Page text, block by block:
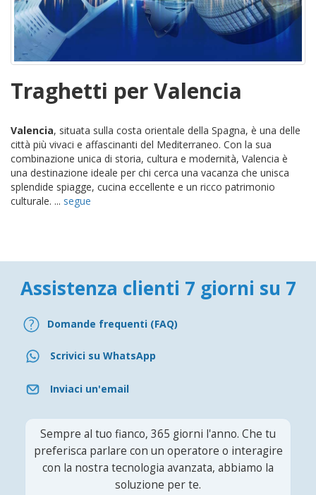
Traghetti per Valencia
Valencia, situata sulla costa orientale della Spagna, è una delle
città più vivaci e affascinanti del Mediterraneo. Con la sua
combinazione unica di storia, cultura e modernità, Valencia è
una destinazione ideale per chi cerca una vacanza che unisca
splendide spiagge, cucina eccellente e un ricco patrimonio
culturale. ... segue
Assistenza clienti 7 giorni su 7
Domande frequenti (FAQ)
Scrivici su WhatsApp
Inviaci un'email
Sempre al tuo fianco, 365 giorni l'anno. Che tu
preferisca parlare con un operatore o interagire
con la nostra tecnologia avanzata, abbiamo la
soluzione per te.